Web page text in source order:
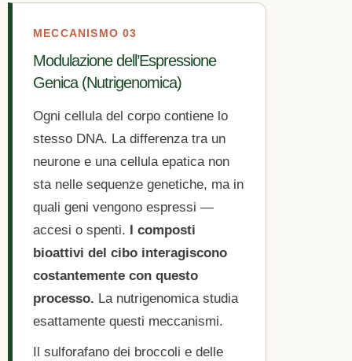
MECCANISMO 03
Modulazione dell’Espressione
Genica (Nutrigenomica)
Ogni cellula del corpo contiene lo
stesso DNA. La differenza tra un
neurone e una cellula epatica non
sta nelle sequenze genetiche, ma in
quali geni vengono espressi —
accesi o spenti.
I composti
bioattivi del cibo interagiscono
costantemente con questo
processo. La nutrigenomica studia
esattamente questi meccanismi.
Il sulforafano dei broccoli e delle